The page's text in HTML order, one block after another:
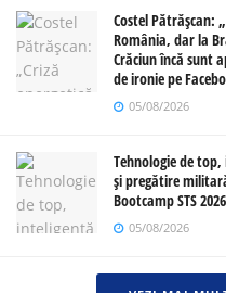
Costel Pătrășcan:
România, dar la
Crăciun încă sunt
de ironie pe
05/08/2026
Tehnologie de
și pregătire
Bootcamp STS 2026
05/08/2026